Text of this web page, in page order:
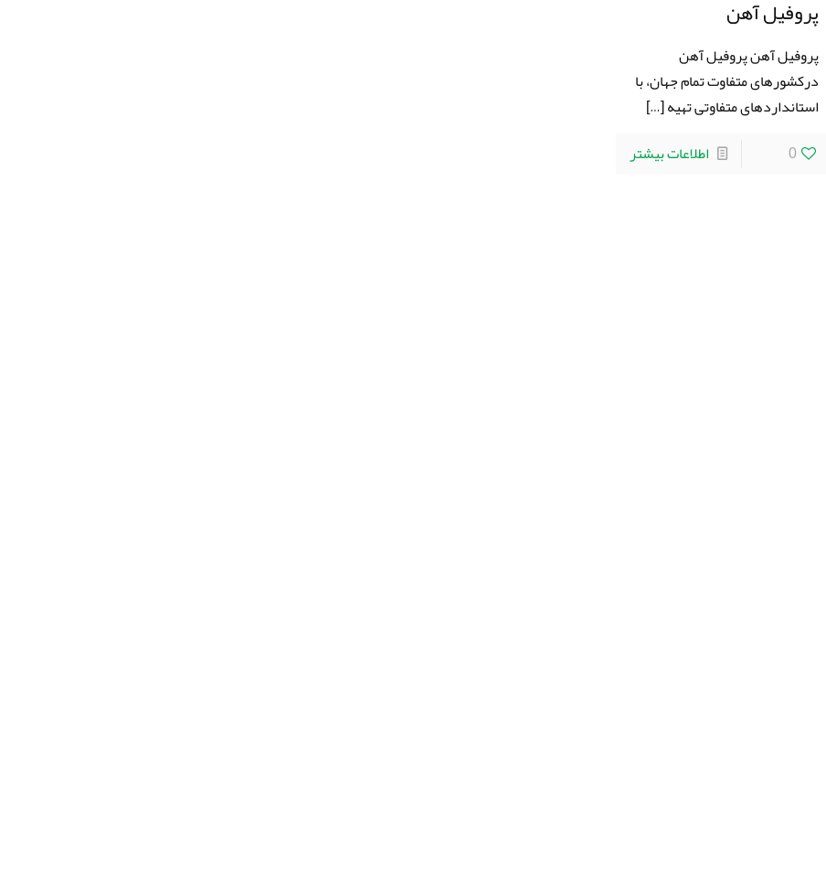
پروفیل آهن
پروفیل آهن پروفیل آهن
درکشورهای متفاوت تمام جهان، با
استانداردهای متفاوتی تهیه[…]
0
اطلاعات بیشتر